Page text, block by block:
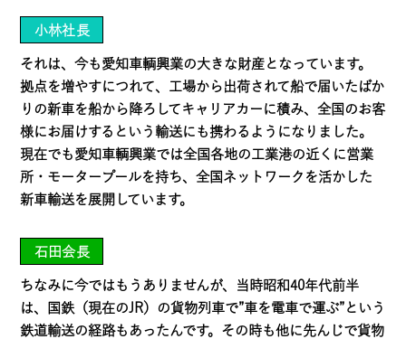
小林社長
それは、今も愛知車輌興業の大きな財産となっています。
拠点を増やすにつれて、工場から出荷されて船で届いたばか
りの新車を船から降ろしてキャリアカーに積み、全国のお客
様にお届けするという輸送にも携わるようになりました。
現在でも愛知車輌興業では全国各地の工業港の近くに営業
所・モータープールを持ち、全国ネットワークを活かした
新車輸送を展開しています。
石田会長
ちなみに今ではもうありませんが、当時昭和40年代前半
は、国鉄（現在のJR）の貨物列車で”車を電車で運ぶ”という
鉄道輸送の経路もあったんです。その時も他に先んじで貨物